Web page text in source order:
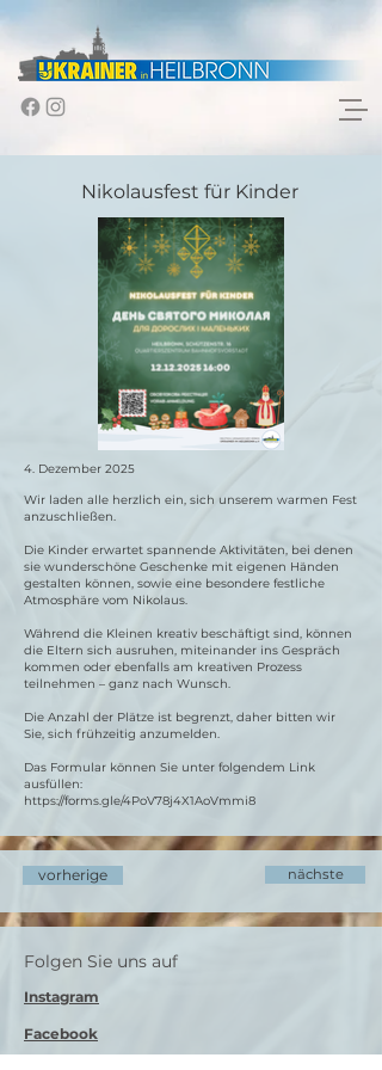
Nikolausfest für Kinder
4. Dezember 2025
Wir laden alle herzlich ein, sich unserem warmen Fest
anzuschließen.
Die Kinder erwartet spannende Aktivitäten, bei denen
sie wunderschöne Geschenke mit eigenen Händen
gestalten können, sowie eine besondere festliche
Atmosphäre vom Nikolaus.
Während die Kleinen kreativ beschäftigt sind, können
die Eltern sich ausruhen, miteinander ins Gespräch
kommen oder ebenfalls am kreativen Prozess
teilnehmen – ganz nach Wunsch.
Die Anzahl der Plätze ist begrenzt, daher bitten wir
Sie, sich frühzeitig anzumelden.
Das Formular können Sie unter folgendem Link
ausfüllen:
https://forms.gle/4PoV78j4X1AoVmmi8
vorherige nächste
Folgen Sie uns auf
Instagram
Facebook